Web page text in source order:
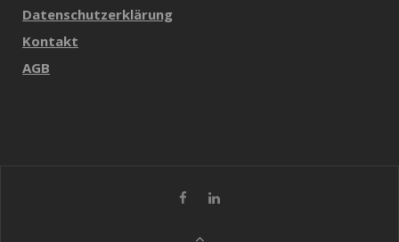
Datenschutzerklärung
Kontakt
AGB